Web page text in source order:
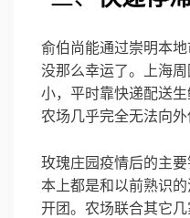
俞伯尚能通过崇明本
没那么幸运了。上海
小，平时靠快递配送生
农场几乎完全无法向外
玫瑰庄园疫情后的主
本上都是和以前熟识
开团。农场联合其它